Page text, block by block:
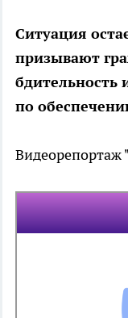
Ситуация
призывают
бдительность
по
Видеорепортаж